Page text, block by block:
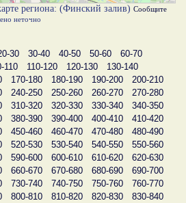
региона: (Финский залив) Сообщите
неточно
30 30-40 40-50 50-60
60-70
110 110-120 120-130
130-140
170-180 180-190 190-200
200-210
240-250 250-260 260-270
270-280
310-320 320-330 330-340
340-350
380-390 390-400 400-410
410-420
450-460 460-470 470-480
480-490
520-530 530-540 540-550
550-560
590-600 600-610 610-620
620-630
660-670 670-680 680-690
690-700
730-740 740-750 750-760
760-770
800-810 810-820 820-830
830-840